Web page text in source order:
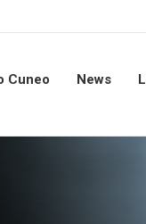
Cuneo News